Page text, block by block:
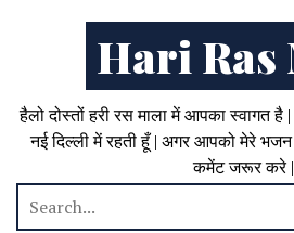
Hari Ras
हैलो दोस्तों हरी रस माला में आपका स्वागत है |
नई दिल्ली में रहती हूँ | अगर आपको मेरे
कमेंट जरूर करे |